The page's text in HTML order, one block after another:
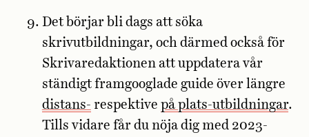
Det börjar bli dags att söka
skrivutbildningar, och därmed också för
Skrivaredaktionen att uppdatera vår
ständigt framgooglade guide över längre
distans- respektive på plats-utbildningar.
Tills vidare får du nöja dig med 2023-